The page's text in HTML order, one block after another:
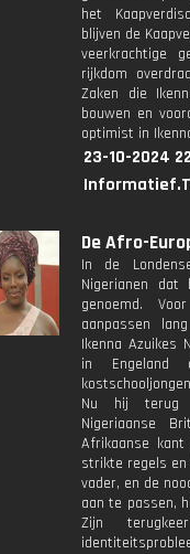
het
blijven de
veerkrachtige
rijkdom
Zaken die
bouwen en
optimist in
23-10-2024
De Afro-
In de
Nigerianen
genoemd.
aanpassen
Ikenna Azuikes
in
Nu hij terug
Nigeriaanse
Afrikaanse
strikte regels
vader, en de
aan te passen,
Zijn